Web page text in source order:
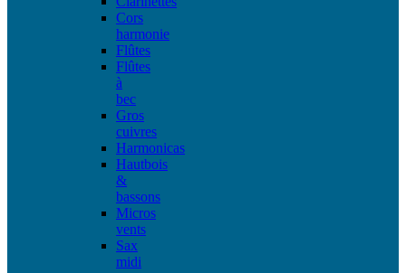
Cors
harmonie
Flûtes
Flûtes
à
bec
Gros
cuivres
Harmonicas
Hautbois
&
bassons
Micros
vents
Sax
midi